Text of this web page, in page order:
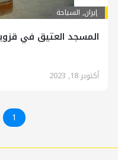
إيران, السياحة
المسجد العتيق في
أكتوبر 18, 2023
1